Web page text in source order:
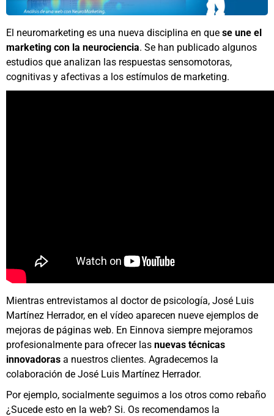
El neuromarketing es una nueva disciplina en que se une el
marketing con la neurociencia. Se han publicado algunos
estudios que analizan las respuestas sensomotoras,
cognitivas y afectivas a los estímulos de marketing.
Mientras entrevistamos al doctor de psicología, José Luis
Martínez Herrador, en el vídeo aparecen nueve ejemplos de
mejoras de páginas web. En Einnova siempre mejoramos
profesionalmente para ofrecer las nuevas técnicas
innovadoras a nuestros clientes. Agradecemos la
colaboración de José Luis Martínez Herrador.
Por ejemplo, socialmente seguimos a los otros como rebaño
¿Sucede esto en la web? Si. Os recomendamos la